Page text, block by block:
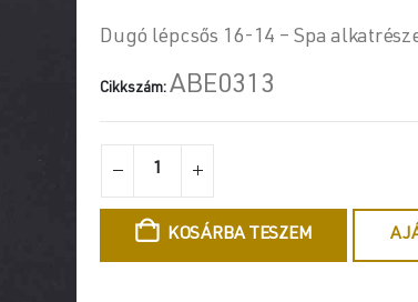
Dugó lépcsős 16-14 – Spa
Cikkszám:ABE0313
KOSÁRBA TESZEM